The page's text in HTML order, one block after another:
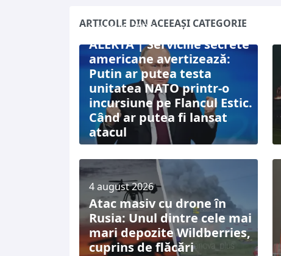
ARTICOLE DIN ACEEAȘI CATEGORIE
7 august 2026
ALERTĂ | Serviciile secrete
americane avertizează:
Putin ar putea testa
unitatea NATO printr-o
incursiune pe Flancul Estic.
Când ar putea fi lansat
atacul
4 august 2026
Atac masiv cu drone în
Rusia: Unul dintre cele mai
mari depozite Wildberries,
cuprins de flăcări